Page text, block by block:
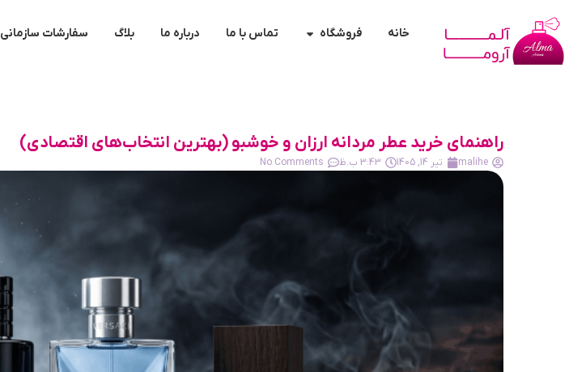
خانه فروشگاه تماس با ما درباره ما بلاگ سفارشات سازمانی
راهنمای خرید عطر مردانه ارزان و خوشبو (بهترین انتخاب‌های اقتصادی)
malihe تیر 14, 1405 3:43 ب.ظ No Comments